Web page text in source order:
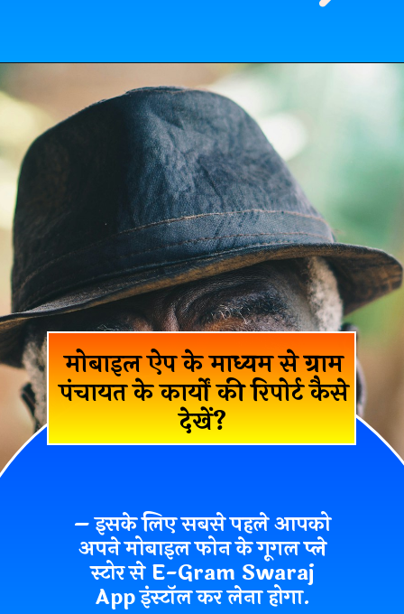
मोबाइल ऐप के माध्यम से ग्राम
पंचायत के कार्यों की रिपोर्ट कैसे
देखें?
– इसके लिए सबसे पहले आपको
अपने मोबाइल फोन के गूगल प्ले
स्टोर से E-Gram Swaraj
App इंस्टॉल कर लेना होगा.